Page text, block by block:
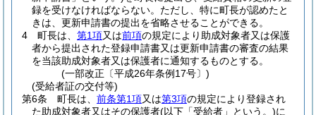
録を受けなければならない。 ただし、特に町長が認めたと
きは、更新申請書の提出を省略させることができる。
4
町長は、 第1項又は前項の規定により助成対象者又は保護
者から提出された登録申請書又は更新申請書の審査の結果
を当該助成対象者又は保護者に通知するものとする。
(一部改正〔平成26年条例17号〕)
(受給者証の交付等)
第6条
町長は、 前条第1項又は第3項の規定により登録され
た助成対象者又はその保護者(以下「受給者」という。)に